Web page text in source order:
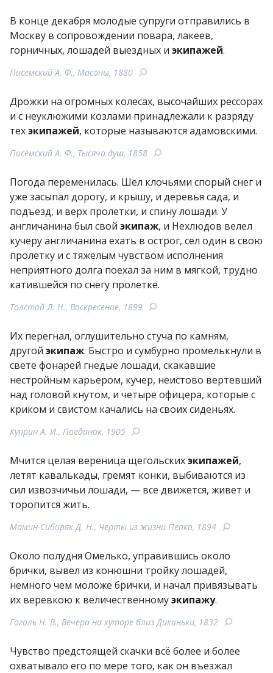
В конце декабря молодые супруги отправились в
Москву в сопровождении повара, лакеев,
горничных, лошадей выездных и экипажей.
Писемский А. Ф., Масоны, 1880
Дрожки на огромных колесах, высочайших рессорах
и с неуклюжими козлами принадлежали к разряду
техэкипажей, которые называются адамовскими.
Писемский А. Ф., Тысяча душ, 1858
Погода переменилась. Шел клочьями спорый снег и
уже засыпал дорогу, и крышу, и деревья сада, и
подъезд, и верх пролетки, и спину лошади. У
англичанина был свой экипаж, и Нехлюдов велел
кучеру англичанина ехать в острог, сел один в свою
пролетку и с тяжелым чувством исполнения
неприятного долга поехал за ним в мягкой, трудно
катившейся по снегу пролетке.
Толстой Л. Н., Воскресение, 1899
Их перегнал, оглушительно стуча по камням,
другой экипаж. Быстро и сумбурно промелькнули в
свете фонарей гнедые лошади, скакавшие
нестройным карьером, кучер, неистово вертевший
над головой кнутом, и четыре офицера, которые с
криком и свистом качались на своих сиденьях.
Куприн А. И., Поединок, 1905
Мчится целая вереница щегольскихэкипажей,
летят кавалькады, гремят конки, выбиваются из
сил извозчичьи лошади, — все движется, живет и
торопится жить.
Мамин-Сибиряк Д. Н., Черты из жизни Пепко, 1894
Около полудня Омелько, управившись около
брички, вывел из конюшни тройку лошадей,
немного чем моложе брички, и начал привязывать
их веревкою к величественномуэкипажу.
Гоголь Н. В., Вечера на хуторе близ Диканьки, 1832
Чувство предстоящей скачки всё более и более
охватывало его по мере того, как он въезжал